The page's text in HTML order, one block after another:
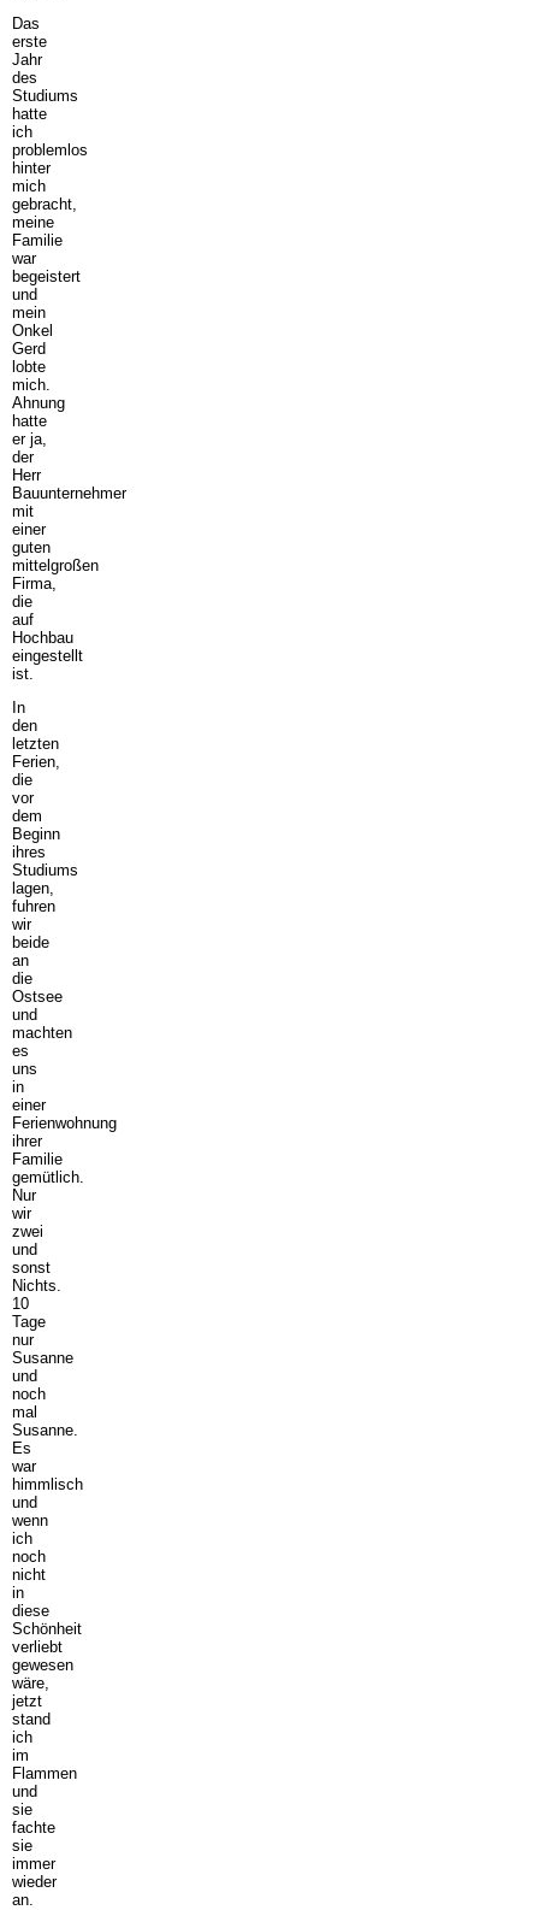
Das
erste
Jahr
des
Studiums
hatte
ich
problemlos
hinter
mich
gebracht,
meine
Familie
war
begeistert
und
mein
Onkel
Gerd
lobte
mich.
Ahnung
hatte
er ja,
der
Herr
Bauunternehmer
mit
einer
guten
mittelgroßen
Firma,
die
auf
Hochbau
eingestellt
ist.
In
den
letzten
Ferien,
die
vor
dem
Beginn
ihres
Studiums
lagen,
fuhren
wir
beide
an
die
Ostsee
und
machten
es
uns
in
einer
Ferienwohnung
ihrer
Familie
gemütlich.
Nur
wir
zwei
und
sonst
Nichts.
10
Tage
nur
Susanne
und
noch
mal
Susanne.
Es
war
himmlisch
und
wenn
ich
noch
nicht
in
diese
Schönheit
verliebt
gewesen
wäre,
jetzt
stand
ich
im
Flammen
und
sie
fachte
sie
immer
wieder
an.